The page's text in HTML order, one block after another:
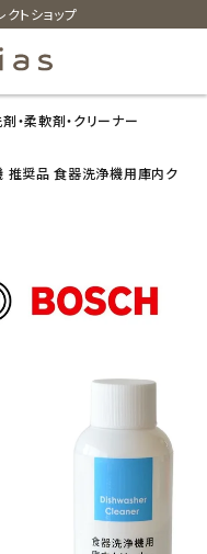
トショップ
・柔軟剤・クリーナー
推奨品 食器洗浄機用庫内ク